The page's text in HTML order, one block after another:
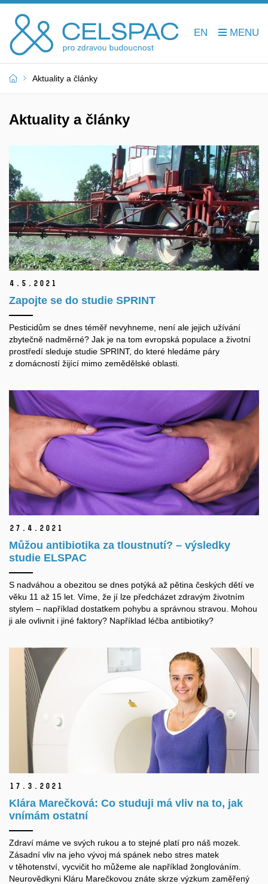
EN
Aktuality a články
Aktuality a články
4. 5. 2021
Zapojte se do studie SPRINT
Pesticidům se dnes téměř nevyhneme, není ale jejich užívání
zbytečně nadměrné? Jak je na tom evropská populace a životní
prostředí sleduje studie SPRINT, do které hledáme páry
z domácností žijící mimo zemědělské oblasti.
27. 4. 2021
Můžou antibiotika za tloustnutí? – výsledky
studie ELSPAC
S nadváhou a obezitou se dnes potýká až pětina českých dětí ve
věku 11 až 15 let. Víme, že jí lze předcházet zdravým životním
stylem – například dostatkem pohybu a správnou stravou. Mohou
ji ale ovlivnit i jiné faktory? Například léčba antibiotiky?
17. 3. 2021
Klára Marečková: Co studuji má vliv na to, jak
vnímám ostatní
Zdraví máme ve svých rukou a to stejné platí pro náš mozek.
Zásadní vliv na jeho vývoj má spánek nebo stres matek
v těhotenství, vycvičit ho můžeme ale například žonglováním.
Neurovědkyni Kláru Marečkovou znáte skrze výzkum zaměřený